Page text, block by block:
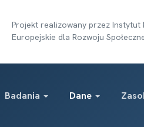
Projekt realizowany przez Instytut
Europejskie dla Rozwoju
Badania Dane